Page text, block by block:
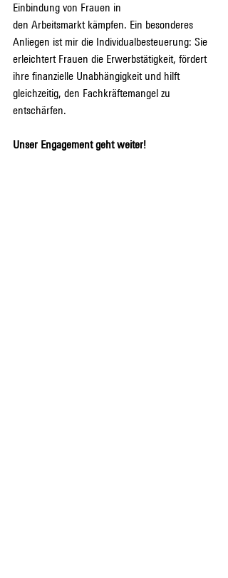
Einbindung von Frauen in
den Arbeitsmarkt kämpfen. Ein besonderes
Anliegen ist mir die Individualbesteuerung: Sie
erleichtert Frauen die Erwerbstätigkeit, fördert
ihre finanzielle Unabhängigkeit und hilft
gleichzeitig, den Fachkräftemangel zu
entschärfen.
Unser Engagement geht weiter!